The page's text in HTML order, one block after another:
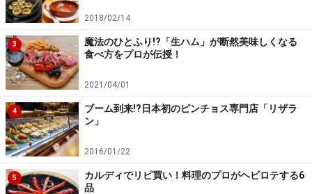
2018/02/14
3
魔法のひとふり!?「生ハム」が断然美味しくなる
食べ方をプロが伝授！
2021/04/01
4
ブーム到来!?日本初のピンチョス専門店「リザラ
ン」
2016/01/22
5
カルディでリピ買い！料理のプロがヘビロテする6
品